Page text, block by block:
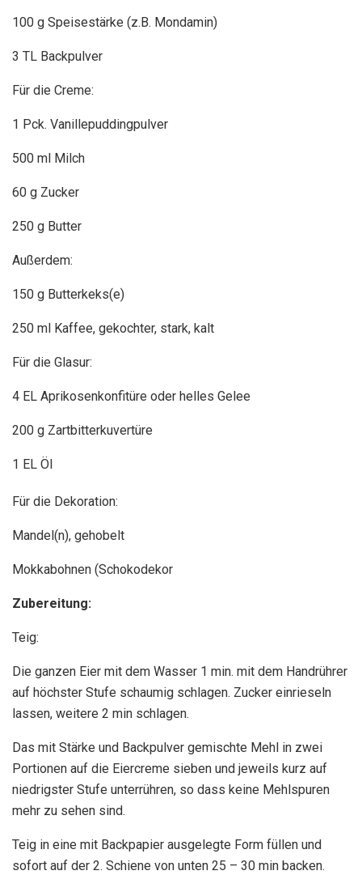
100 g Speisestärke (z.B. Mondamin)
3 TL Backpulver
Für die Creme:
1 Pck. Vanillepuddingpulver
500 ml Milch
60 g Zucker
250 g Butter
Außerdem:
150 g Butterkeks(e)
250 ml Kaffee, gekochter, stark, kalt
Für die Glasur:
4 EL Aprikosenkonfitüre oder helles Gelee
200 g Zartbitterkuvertüre
1 EL Öl
Für die Dekoration:
Mandel(n), gehobelt
Mokkabohnen (Schokodekor
Zubereitung:
Teig:
Die ganzen Eier mit dem Wasser 1 min. mit dem Handrührer
auf höchster Stufe schaumig schlagen. Zucker einrieseln
lassen, weitere 2 min schlagen.
Das mit Stärke und Backpulver gemischte Mehl in zwei
Portionen auf die Eiercreme sieben und jeweils kurz auf
niedrigster Stufe unterrühren, so dass keine Mehlspuren
mehr zu sehen sind.
Teig in eine mit Backpapier ausgelegte Form füllen und
sofort auf der 2. Schiene von unten 25 – 30 min backen.